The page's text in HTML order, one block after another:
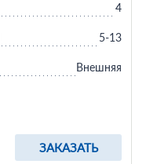
ЗАКАЗАТЬ
4
5-13
Внешняя